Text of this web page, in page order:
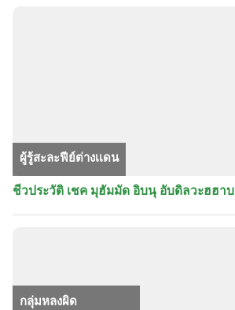
ผู้รู้สะละฟีย์ต่างเเดน
ชีวประวัติ เชค มุฮัมมัด อิบนุ อับดิลวะฮฮาบ
กลุ่มหลงผิด